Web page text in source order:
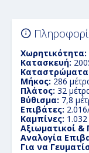
Χωρητικότητα:
Κατασκευή:
Μήκος: 286
Πλάτος: 32
Βύθισμα: 7,8
Επιβάτες:
Καμπίνες: 1.032
Αξιωματικοί
Αναλογία
Για να